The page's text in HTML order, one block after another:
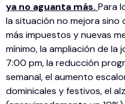
ya no aguanta más. Para
la situación no mejora sino
más impuestos y nuevas
mínimo, la ampliación de
7:00 pm, la reducción
semanal, el aumento
dominicales y festivos, el